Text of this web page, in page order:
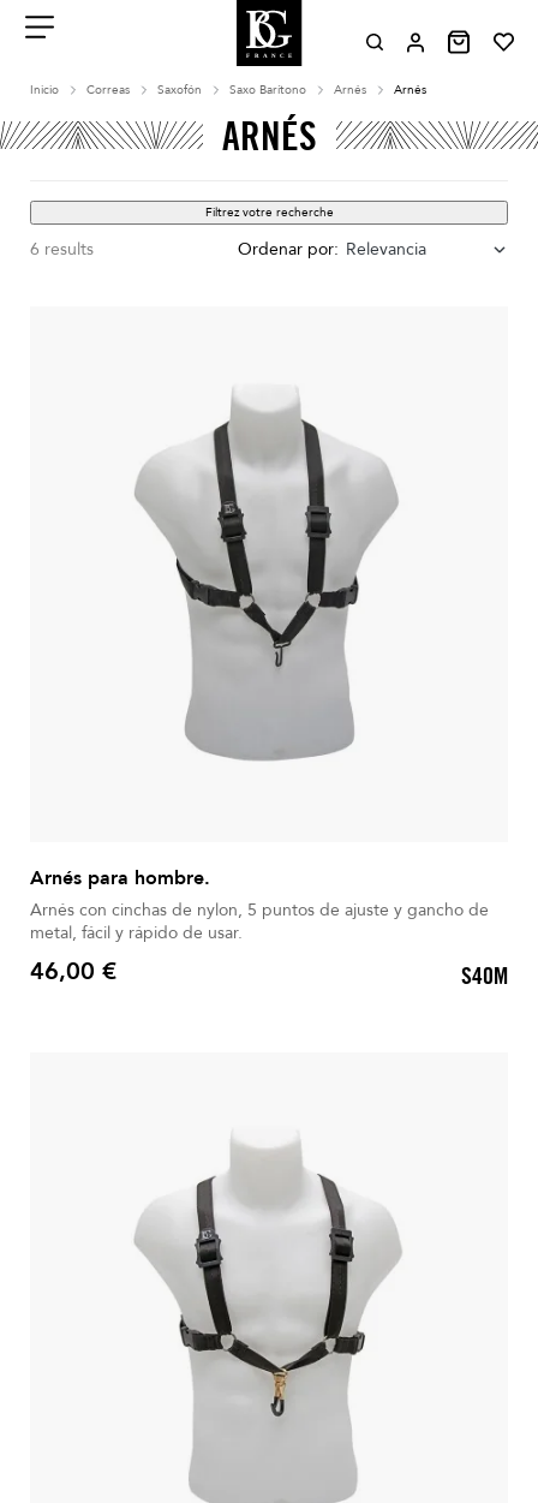
contenu
Inicio Correas Saxofón Saxo Barítono Arnés Arnés
ARNÉS
Filtrez votre recherche
6 results Ordenar por: Relevancia
Arnés para hombre.
Arnés con cinchas de nylon, 5 puntos de ajuste y gancho de
metal, fácil y rápido de usar.
Precio
46,00 € S40M